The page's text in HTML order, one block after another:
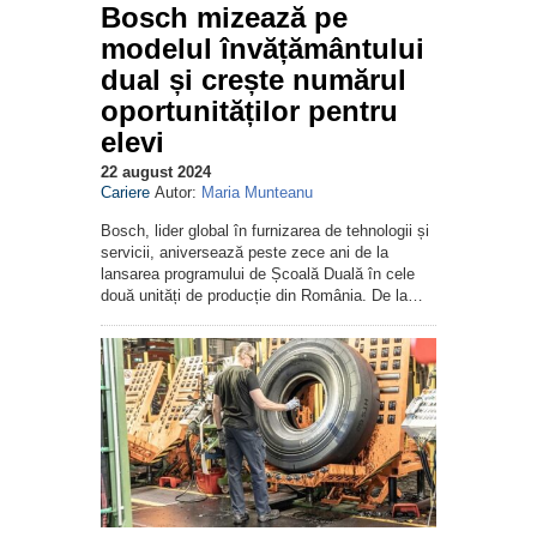
Bosch mizează pe
modelul învățământului
dual și crește numărul
oportunităților pentru
elevi
22 august 2024
Cariere Autor: Maria Munteanu
Bosch, lider global în furnizarea de tehnologii și
servicii, aniversează peste zece ani de la
lansarea programului de Școală Duală în cele
două unități de producție din România. De la…